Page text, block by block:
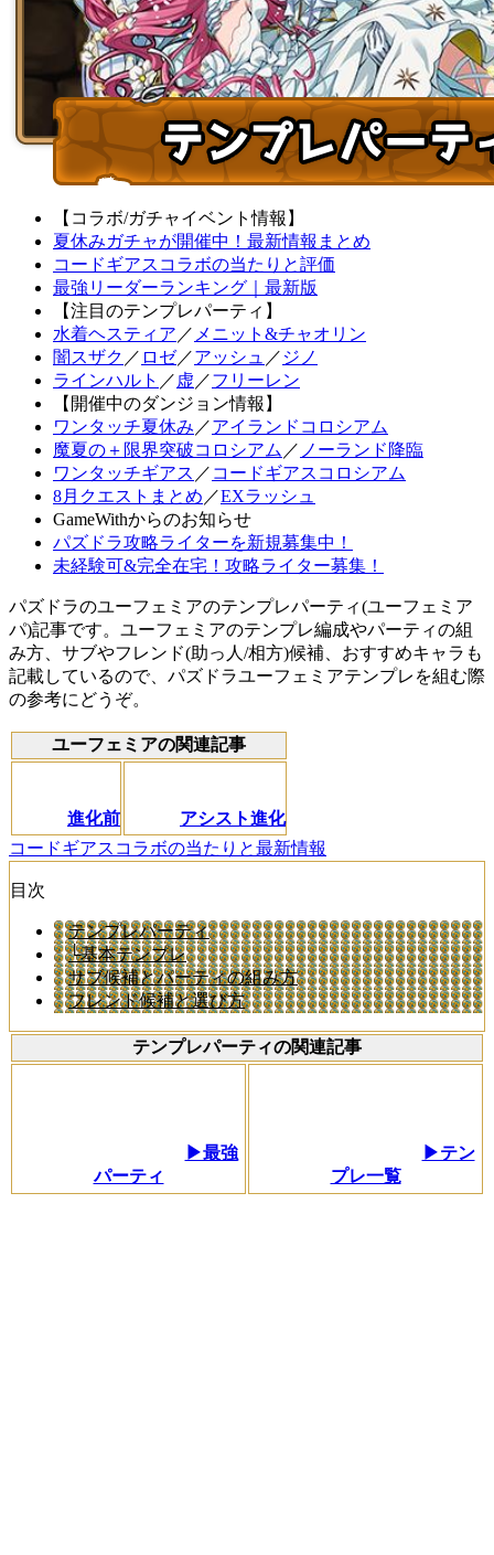
【コラボ/ガチャイベント情報】
夏休みガチャが開催中！最新情報まとめ
コードギアスコラボの当たりと評価
最強リーダーランキング｜最新版
【注目のテンプレパーティ】
水着ヘスティア ／ メニット&チャオリン
闇スザク ／ ロゼ／アッシュ ／ ジノ
ラインハルト ／ 虚 ／フリーレン
【開催中のダンジョン情報】
ワンタッチ夏休み ／アイランドコロシアム
魔夏の＋限界突破コロシアム ／ ノーランド降臨
ワンタッチギアス ／ コードギアスコロシアム
8月クエストまとめ ／EXラッシュ
GameWithからのお知らせ
パズドラ攻略ライターを新規募集中！
未経験可&完全在宅！攻略ライター募集！
パズドラのユーフェミアのテンプレパーティ(ユーフェミア
パ)記事です。ユーフェミアのテンプレ編成やパーティの組
み方、サブやフレンド(助っ人/相方)候補、おすすめキャラも
記載しているので、パズドラユーフェミアテンプレを組む際
の参考にどうぞ。
ユーフェミアの関連記事
進化前
アシスト進化
コードギアスコラボの当たりと最新情報
目次
テンプレパーティ
└基本テンプレ
サブ候補とパーティの組み方
フレンド候補と選び方
テンプレパーティの関連記事
▶最強
パーティ
▶テン
プレ一覧